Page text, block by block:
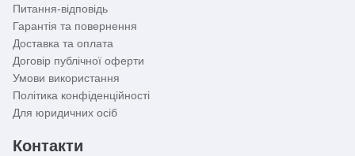
Питання-відповідь
Гарантія та повернення
Доставка та оплата
Договір публічної оферти
Умови використання
Політика конфіденційності
Для юридичних осіб
Контакти